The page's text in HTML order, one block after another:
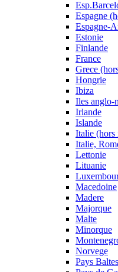
Espagne
Espagne-
Estonie
Finlande
France
Grece
Hongrie
Ibiza
Iles anglo-
Irlande
Islande
Italie (hors
Italie,
Lettonie
Lituanie
Macedoine
Madere
Majorque
Malte
Minorque
Norvege
Pays Baltes